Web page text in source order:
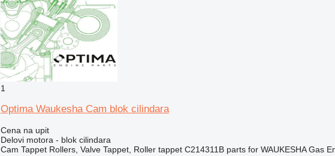
1
Optima Waukesha Cam blok cilindara
Cena na upit
Delovi motora - blok cilindara
Cam Tappet Rollers, Valve Tappet, Roller tappet C214311B parts for WAUKESHA Gas